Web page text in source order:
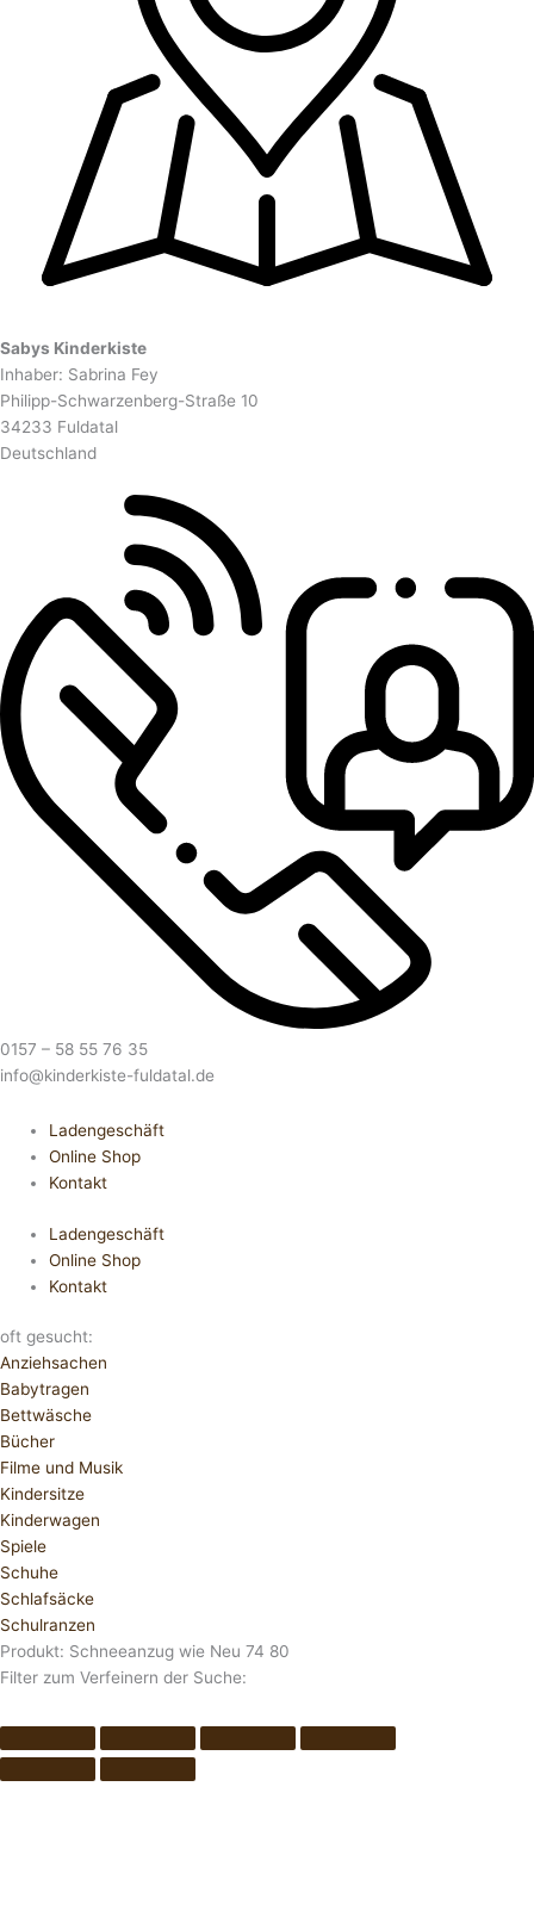
Sabys Kinderkiste
Inhaber: Sabrina Fey
Philipp-Schwarzenberg-Straße 10
34233 Fuldatal
Deutschland
0157 – 58 55 76 35
info@kinderkiste-fuldatal.de
Ladengeschäft
Online Shop
Kontakt
Ladengeschäft
Online Shop
Kontakt
oft gesucht:
Anziehsachen
Babytragen
Bettwäsche
Bücher
Filme und Musik
Kindersitze
Kinderwagen
Spiele
Schuhe
Schlafsäcke
Schulranzen
Produkt: Schneeanzug wie Neu 74 80
Filter zum Verfeinern der Suche: